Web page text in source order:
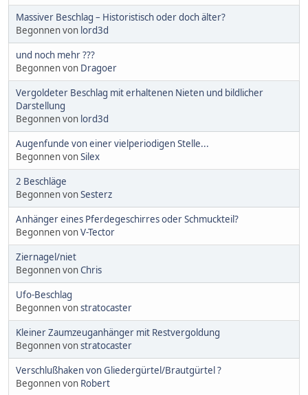
Massiver Beschlag – Historistisch oder doch älter?
Begonnen von lord3d
und noch mehr ???
Begonnen von Dragoer
Vergoldeter Beschlag mit erhaltenen Nieten und bildlicher
Darstellung
Begonnen von lord3d
Augenfunde von einer vielperiodigen Stelle...
Begonnen vonSilex
2 Beschläge
Begonnen vonSesterz
Anhänger eines Pferdegeschirres oder Schmuckteil?
Begonnen vonV-Tector
Ziernagel/niet
Begonnen vonChris
Ufo-Beschlag
Begonnen vonstratocaster
Kleiner Zaumzeuganhänger mit Restvergoldung
Begonnen vonstratocaster
Verschlußhaken von Gliedergürtel/Brautgürtel ?
Begonnen von Robert